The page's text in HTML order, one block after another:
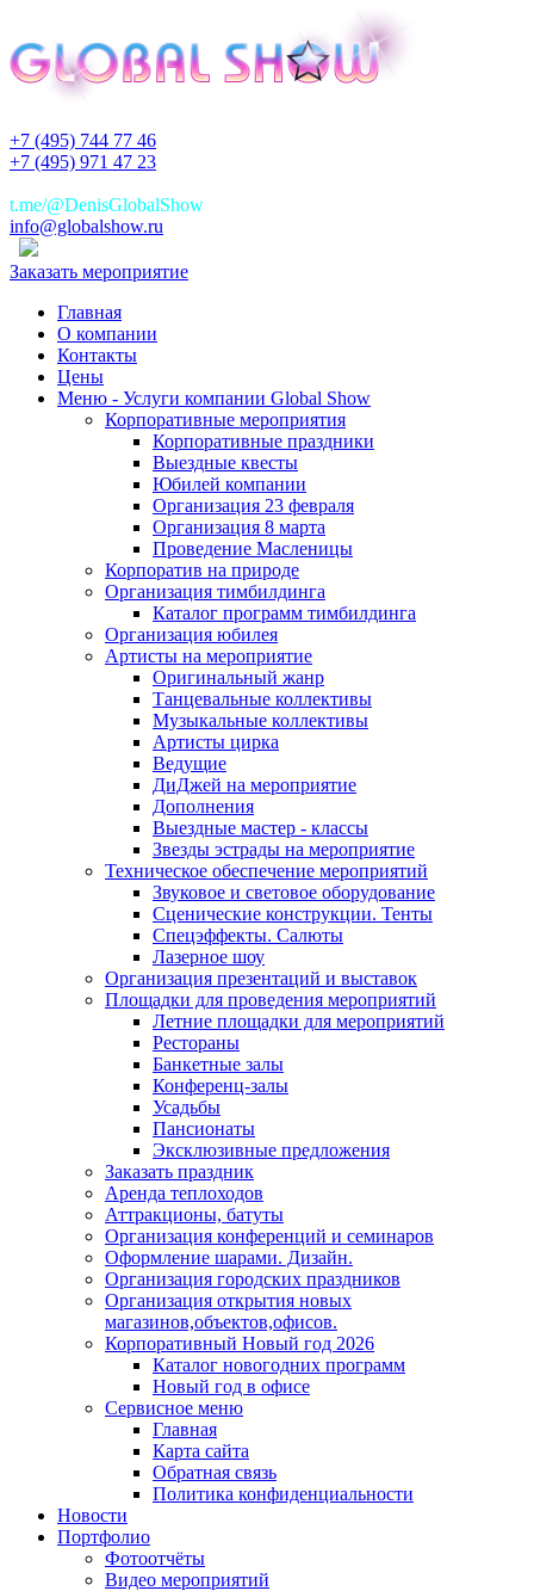
+7 (495) 744 77 46
+7 (495) 971 47 23
t.me/@DenisGlobalShow
info@globalshow.ru
Заказать мероприятие
Главная
О компании
Контакты
Цены
Меню - Услуги компании Global Show
Корпоративные мероприятия
Корпоративные праздники
Выездные квесты
Юбилей компании
Организация 23 февраля
Организация 8 марта
Проведение Масленицы
Корпоратив на природе
Организация тимбилдинга
Каталог программ тимбилдинга
Организация юбилея
Артисты на мероприятие
Оригинальный жанр
Танцевальные коллективы
Музыкальные коллективы
Артисты цирка
Ведущие
ДиДжей на мероприятие
Дополнения
Выездные мастер - классы
Звезды эстрады на мероприятие
Техническое обеспечение мероприятий
Звуковое и световое оборудование
Сценические конструкции. Тенты
Спецэффекты. Салюты
Лазерное шоу
Организация презентаций и выставок
Площадки для проведения мероприятий
Летние площадки для мероприятий
Рестораны
Банкетные залы
Конференц-залы
Усадьбы
Пансионаты
Эксклюзивные предложения
Заказать праздник
Аренда теплоходов
Аттракционы, батуты
Организация конференций и семинаров
Оформление шарами. Дизайн.
Организация городских праздников
Организация открытия новых
магазинов,объектов,офисов.
Корпоративный Новый год 2026
Каталог новогодних программ
Новый год в офисе
Сервисное меню
Главная
Карта сайта
Обратная связь
Политика конфиденциальности
Новости
Портфолио
Фотоотчёты
Видео мероприятий